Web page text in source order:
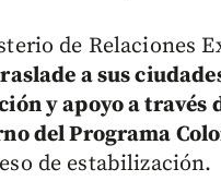
de Relaciones
a sus
y apoyo a través
del Programa
de estabilización.